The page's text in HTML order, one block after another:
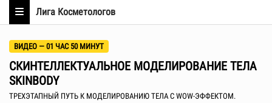
Лига Косметологов
ВИДЕО — 01 ЧАС 50 МИНУТ
СКИНТЕЛЛЕКТУАЛЬНОЕ МОДЕЛИРОВАНИЕ ТЕЛА
SKINBODY
ТРЕХЭТАПНЫЙ ПУТЬ К МОДЕЛИРОВАНИЮ ТЕЛА С WOW-ЭФФЕКТОМ.